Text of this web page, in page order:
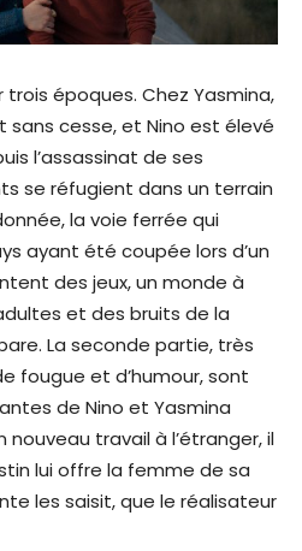
époques. Chez Yasmina,
cesse, et Nino est élevé
l’assassinat de ses
se réfugient dans un terrain
la voie ferrée qui
ayant été coupée lors d’un
des jeux, un monde à
et des bruits de la
La seconde partie, très
fougue et d’humour, sont
de Nino et Yasmina
nouveau travail à l’étranger, il
lui offre la femme de sa
les saisit, que le réalisateur